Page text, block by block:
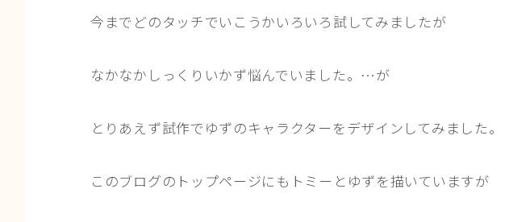
事）
お役立ち情
ア、災害対策
ブログ
今までどのタッチでいこうかいろいろ試してみましたが
なかなかしっくりいかず悩んでいました。…が
とりあえず試作でゆずのキャラクターをデザインしてみました。
このブログのトップページにもトミーとゆずを描いていますが